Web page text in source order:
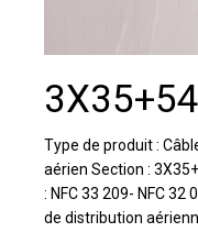
Type de produit :
aérien Section :
: NFC 33 209- NFC 32
de distribution